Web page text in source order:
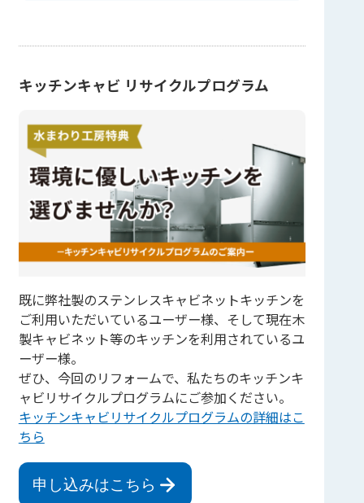
キッチンキャビ リサイクルプログラム
既に弊社製のステンレスキャビネットキッチンを
ご利用いただいているユーザー様、そして現在木
製キャビネット等のキッチンを利用されているユ
ーザー様。
ぜひ、今回のリフォームで、私たちのキッチンキ
ャビリサイクルプログラムにご参加ください。
キッチンキャビリサイクルプログラムの詳細はこ
ちら
申し込みはこちら